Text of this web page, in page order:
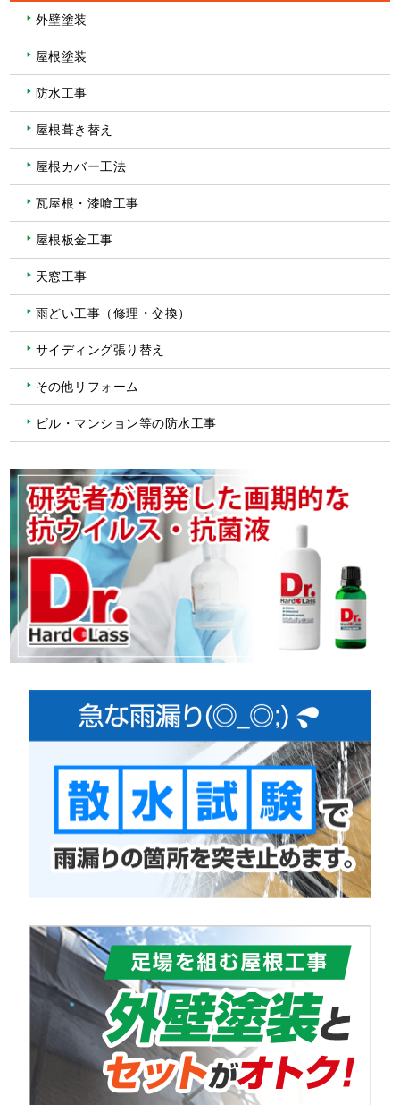
外壁塗装
屋根塗装
防水工事
屋根葺き替え
屋根カバー工法
瓦屋根・漆喰工事
屋根板金工事
天窓工事
雨どい工事（修理・交換）
サイディング張り替え
その他リフォーム
ビル・マンション等の防水工事